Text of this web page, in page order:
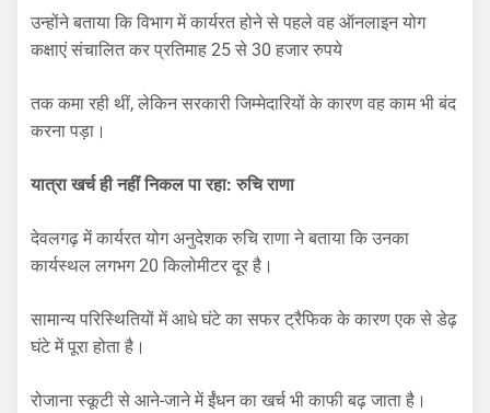
उन्होंने बताया कि विभाग में कार्यरत होने से पहले वह ऑनलाइन योग
कक्षाएं संचालित कर प्रतिमाह 25 से 30 हजार रुपये
तक कमा रही थीं, लेकिन सरकारी जिम्मेदारियों के कारण वह काम भी बंद
करना पड़ा।
यात्रा खर्च ही नहीं निकल पा रहा: रुचि राणा
देवलगढ़ में कार्यरत योग अनुदेशक रुचि राणा ने बताया कि उनका
कार्यस्थल लगभग 20 किलोमीटर दूर है।
सामान्य परिस्थितियों में आधे घंटे का सफर ट्रैफिक के कारण एक से डेढ़
घंटे में पूरा होता है।
रोजाना स्कूटी से आने-जाने में ईंधन का खर्च भी काफी बढ़ जाता है।